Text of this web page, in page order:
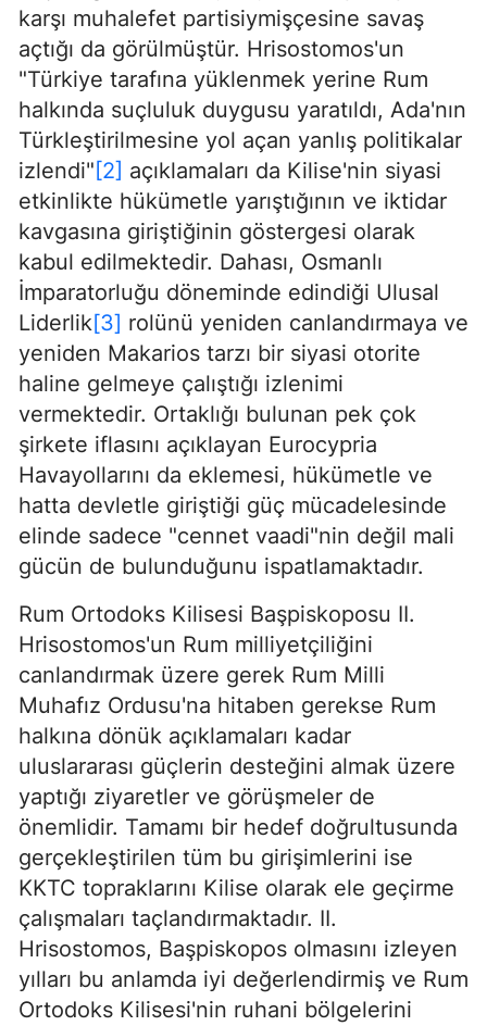
karşı muhalefet partisiymişçesine savaş
açtığı da görülmüştür. Hrisostomos'un
"Türkiye tarafına yüklenmek yerine Rum
halkında suçluluk duygusu yaratıldı, Ada'nın
Türkleştirilmesine yol açan yanlış politikalar
izlendi" [2] açıklamaları da Kilise'nin siyasi
etkinlikte hükümetle yarıştığının ve iktidar
kavgasına giriştiğinin göstergesi olarak
kabul edilmektedir. Dahası, Osmanlı
İmparatorluğu döneminde edindiği Ulusal
Liderlik[3] rolünü yeniden canlandırmaya ve
yeniden Makarios tarzı bir siyasi otorite
haline gelmeye çalıştığı izlenimi
vermektedir. Ortaklığı bulunan pek çok
şirkete iflasını açıklayan Eurocypria
Havayollarını da eklemesi, hükümetle ve
hatta devletle giriştiği güç mücadelesinde
elinde sadece "cennet vaadi"nin değil mali
gücün de bulunduğunu ispatlamaktadır.
Rum Ortodoks Kilisesi Başpiskoposu II.
Hrisostomos'un Rum milliyetçiliğini
canlandırmak üzere gerek Rum Milli
Muhafız Ordusu'na hitaben gerekse Rum
halkına dönük açıklamaları kadar
uluslararası güçlerin desteğini almak üzere
yaptığı ziyaretler ve görüşmeler de
önemlidir. Tamamı bir hedef doğrultusunda
gerçekleştirilen tüm bu girişimlerini ise
KKTC topraklarını Kilise olarak ele geçirme
çalışmaları taçlandırmaktadır. II.
Hrisostomos, Başpiskopos olmasını izleyen
yılları bu anlamda iyi değerlendirmiş ve Rum
Ortodoks Kilisesi'nin ruhani bölgelerini